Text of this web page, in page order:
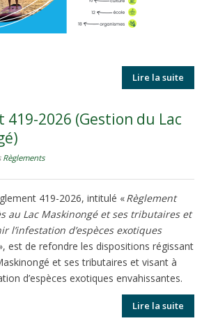
Lire la suite
419-2026 (Gestion du Lac
Règlements
419-2026, intitulé «Règlement
au Lac Maskinongé et ses tributaires et
l’infestation d’espèces exotiques
est de refondre les dispositions régissant
et ses tributaires et visant à
d’espèces exotiques envahissantes.
Lire la suite